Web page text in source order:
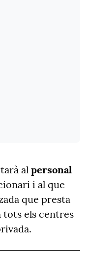
al personal
i al que
que presta
tots els centres